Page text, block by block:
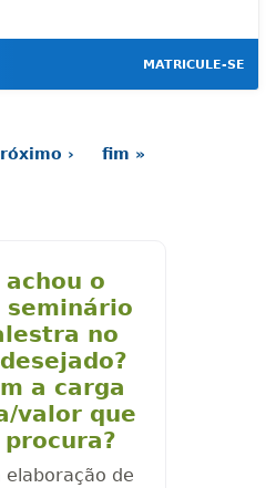
MATRICULE-SE
› fim »
achou o
seminário
no
a carga
valor que
elaboração de